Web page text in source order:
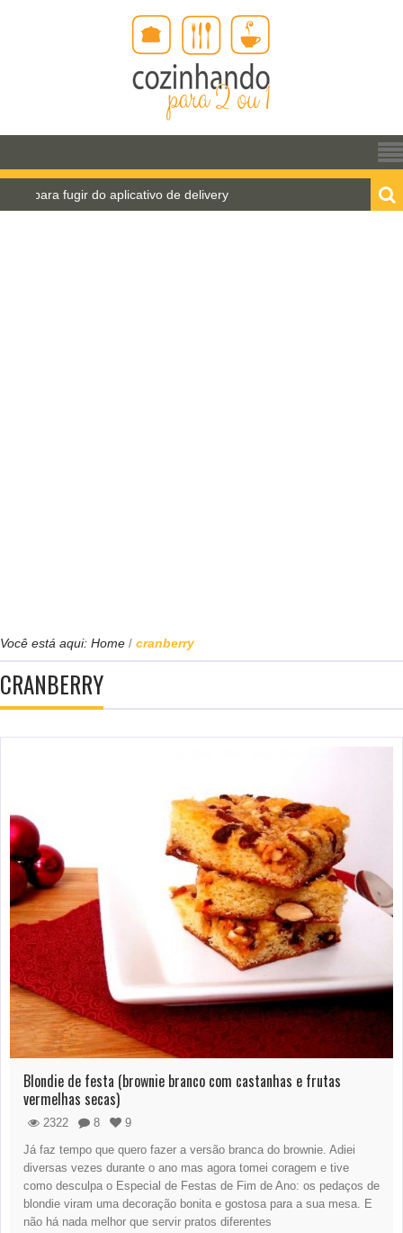
para fugir do aplicativo de delivery Pão de água
Você está aqui: Home / cranberry
CRANBERRY
Blondie de festa (brownie branco com castanhas e frutas
vermelhas secas)
2322 8
9
Já faz tempo que quero fazer a versão branca do brownie. Adiei
diversas vezes durante o ano mas agora tomei coragem e tive
como desculpa o Especial de Festas de Fim de Ano: os pedaços de
blondie viram uma decoração bonita e gostosa para a sua mesa. E
não há nada melhor que servir pratos diferentes